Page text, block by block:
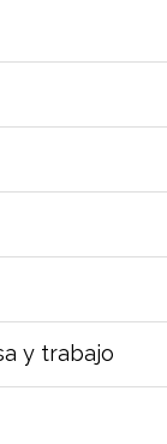
y trabajo